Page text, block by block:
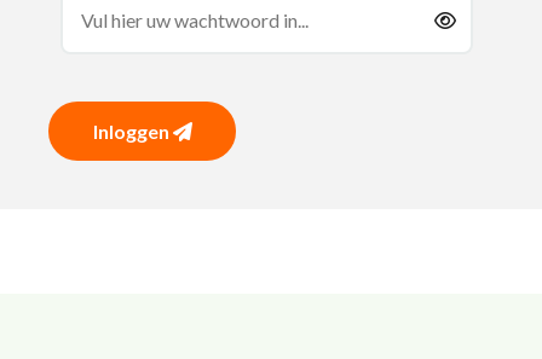
Inloggen